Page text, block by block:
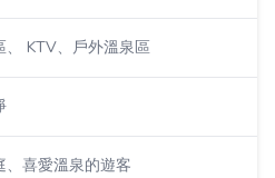
、 KTV、戶外溫泉區
、喜愛溫泉的遊客